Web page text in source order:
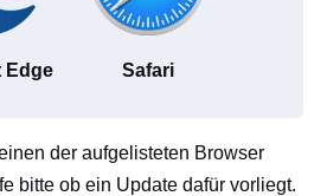
Edge Safari
der aufgelisteten Browser
bitte ob ein Update dafür vorliegt.